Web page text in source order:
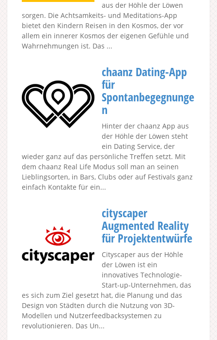
aus der Höhle der Löwen
sorgen. Die Achtsamkeits- und Meditations-App
bietet den Kindern Reisen in den Kosmos, der vor
allem ein innerer Kosmos der eigenen Gefühle und
Wahrnehmungen ist. Das ...
chaanz Dating-App
für
Spontanbegegnunge
n
Hinter der chaanz App aus
der Höhle der Löwen steht
ein Dating Service, der
wieder ganz auf das persönliche Treffen setzt. Mit
dem chaanz Real Life Modus soll man an seinen
Lieblingsorten, in Bars, Clubs oder auf Festivals ganz
einfach Kontakte für ein...
cityscaper
Augmented Reality
für Projektentwürfe
Cityscaper aus der Höhle
der Löwen ist ein
innovatives Technologie-
Start-up-Unternehmen, das
es sich zum Ziel gesetzt hat, die Planung und das
Design von Städten durch die Nutzung von 3D-
Modellen und Nutzerfeedbacksystemen zu
revolutionieren. Das Un...